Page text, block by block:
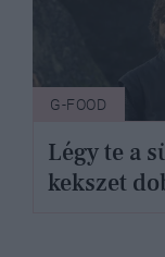
G-FOOD
Légy te a
kekszet